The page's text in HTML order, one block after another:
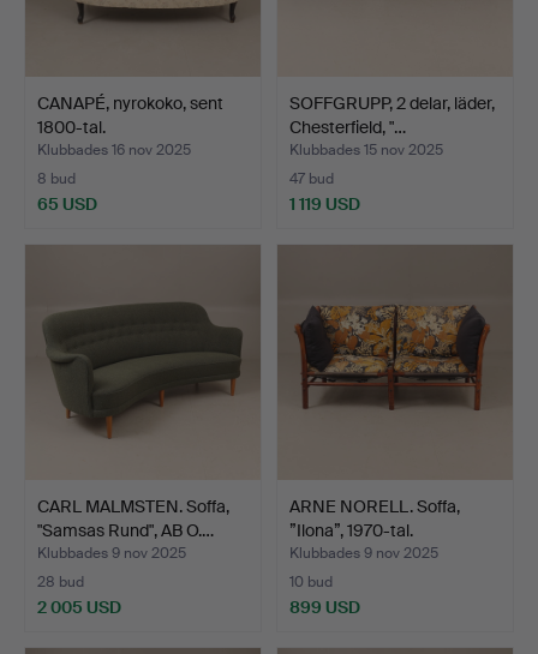
CANAPÉ, nyrokoko, sent
1800-tal.
Klubbades 16 nov 2025
8 bud
65 USD
SOFFGRUPP, 2 delar, läder,
Chesterfield, "…
Klubbades 15 nov 2025
47 bud
1 119 USD
CARL MALMSTEN. Soffa,
"Samsas Rund", AB O.…
Klubbades 9 nov 2025
28 bud
2 005 USD
ARNE NORELL. Soffa,
”Ilona”, 1970-tal.
Klubbades 9 nov 2025
10 bud
899 USD